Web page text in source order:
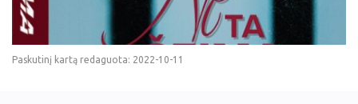
Paskutinį kartą redaguota: 2022-10-11